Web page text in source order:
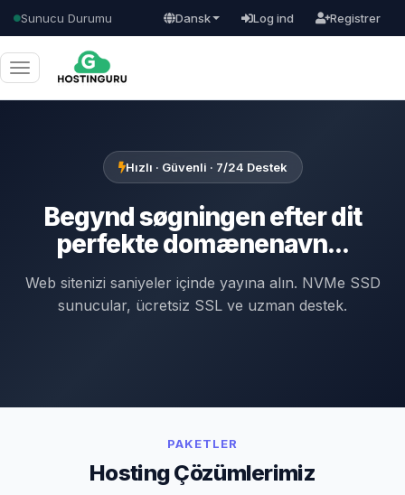
Sunucu Durumu Dansk Log ind Registrer
Skift
Hızlı · Güvenli · 7/24 Destek
Begynd søgningen efter dit
perfekte domænenavn...
Web sitenizi saniyeler içinde yayına alın. NVMe SSD
sunucular, ücretsiz SSL ve uzman destek.
PAKETLER
Hosting Çözümlerimiz